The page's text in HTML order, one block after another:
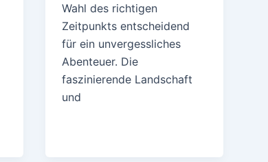
Wahl des richtigen
Zeitpunkts entscheidend
für ein unvergessliches
Abenteuer. Die
faszinierende Landschaft
und